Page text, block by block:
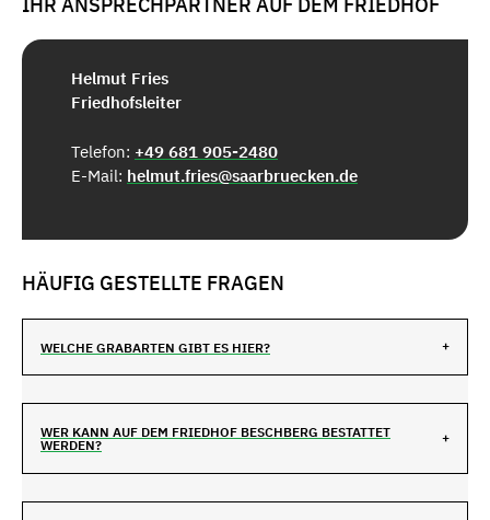
Helmut Fries
Friedhofsleiter
Telefon: +49 681 905-2480
E-Mail: helmut.fries@saarbruecken.de
HÄUFIG GESTELLTE FRAGEN
WELCHE GRABARTEN GIBT ES HIER?
WER KANN AUF DEM FRIEDHOF BESCHBERG BESTATTET
WERDEN?